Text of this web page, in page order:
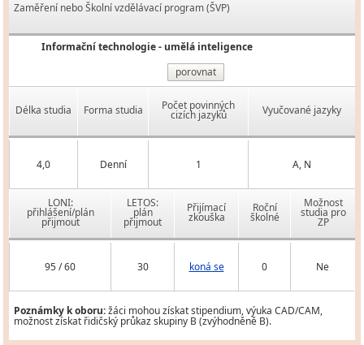
Zaměření nebo Školní vzdělávací program (ŠVP)
Informační technologie - umělá inteligence
porovnat
Délka studia Forma studia Počet povinných
cizích jazyků Vyučované jazyky
4,0 Denní 1 A, N
LONI:
přihlášení/plán
přijmout
LETOS:
plán
přijmout
Přijímací
zkouška
Roční
školné
Možnost
studia pro
ZP
95 / 60 30 koná se 0 Ne
Poznámky k oboru:žáci mohou získat stipendium, výuka CAD/CAM,
možnost získat řidičský průkaz skupiny B (zvýhodněně B).